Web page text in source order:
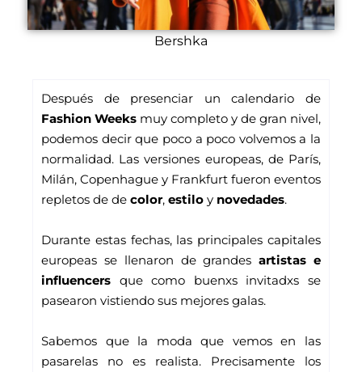
Bershka
Fashion Weeks muy completo y de gran nivel,
podemos decir que poco a poco volvemos a la
normalidad. Las versiones europeas, de París,
Milán, Copenhague y Frankfurt fueron eventos
repletos de de color, estilo y novedades.
Durante estas fechas, las principales capitales
europeas se llenaron de grandes artistas e
influencers que como buenxs invitadxs se
pasearon vistiendo sus mejores galas.
Sabemos que la moda que vemos en las
pasarelas no es realista. Precisamente los